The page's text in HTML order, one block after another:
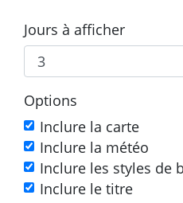
Jours à afficher
Options
Inclure la carte
Inclure la météo
Inclure les styles de
Inclure le titre